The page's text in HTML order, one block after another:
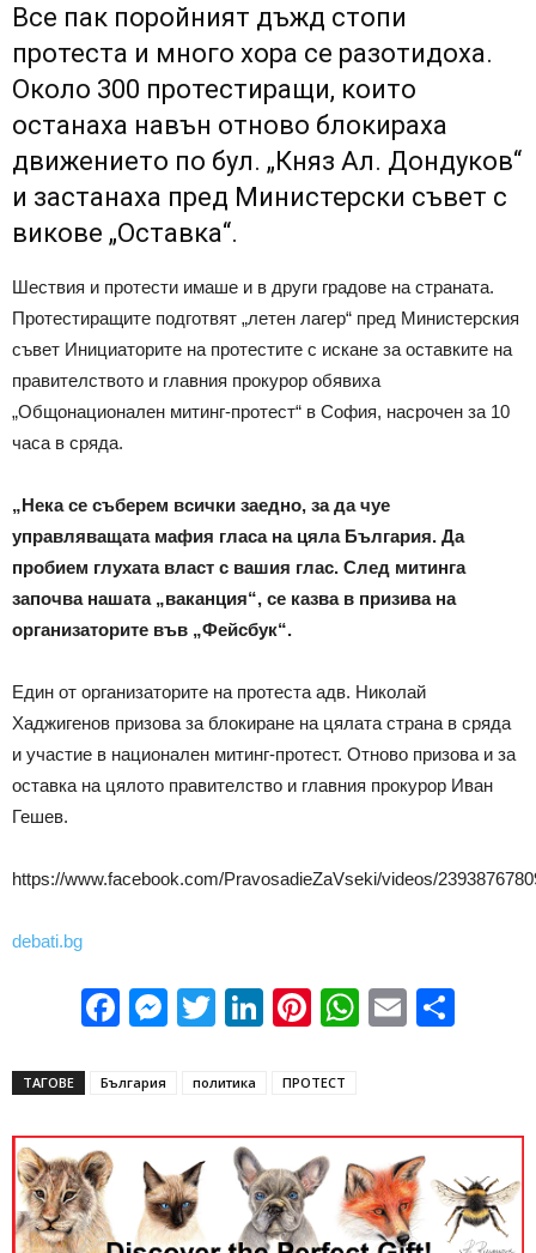
Все пак поройният дъжд стопи
протеста и много хора се разотидоха.
Около 300 протестиращи, които
останаха навън отново блокираха
движението по бул. „Княз Ал. Дондуков“
и застанаха пред Министерски съвет с
викове „Оставка“.
Шествия и протести имаше и в други градове на страната.
Протестиращите подготвят „летен лагер“ пред Министерския
съвет Инициаторите на протестите с искане за оставките на
правителството и главния прокурор обявиха
„Общонационален митинг-протест“ в София, насрочен за 10
часа в сряда.
„Нека се съберем всички заедно, за да чуе
управляващата мафия гласа на цяла България. Да
пробием глухата власт с вашия глас. След митинга
започва нашата „ваканция“, се казва в призива на
организаторите във „Фейсбук“.
Един от организаторите на протеста адв. Николай
Хаджигенов призова за блокиране на цялата страна в сряда
и участие в национален митинг-протест. Отново призова и за
оставка на цялото правителство и главния прокурор Иван
Гешев.
https://www.facebook.com/PravosadieZaVseki/videos/
debati.bg
Facebook
Messenger
Twitter
LinkedIn
Pinterest
WhatsApp
Email
ТАГОВЕ България политика ПРОТЕСТ